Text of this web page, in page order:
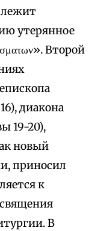
лежит
утерянное
Второй
диакона
19-20),
новый
приносил
к
В